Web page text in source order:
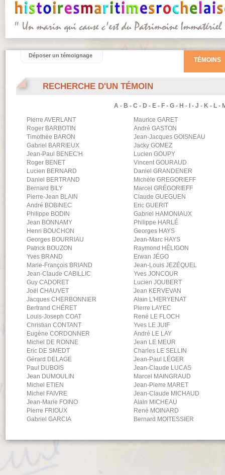
RECHERCHE D'UN TÉMOIN
A - B - C - D - E - F - G - H - - J - K - L -
Pierre AVERLANT Maurice GARET
Roger BARBOTIN André GASTON
Timothée BARON Jean-Jacques GOISNEAU
Gabriel
BARRIEUX Jacky GOMEZ
Jean-Paul
BENEC'H Lucien GOUPY
Roger BENET VincentGOURAUD
Lucien BERNARD Daniel GRANDENER
Daniel
BERTRAND Michèle GREGORIEFF
Bernard BILY Marcel GRÉGORIEFF
Pierre-Jean BLAIN Claude GUEGUEN
André BOBINEC Eric GUERIT
Philippe BODIN Gabriel
HAMONIAUX
Jean BONNAMY Philippe HARLÉ
Henri BOUCHON Georges HAYS
Georges BOURRIAU Jean-Marc HAYS
Patrick BOUZON Raymond HÉLIGON
Yves BRAND Erwan JÉGO
Marie-François BRIAND Jean-Louis JEZÉQUEL
Jean-Claude CABILLIC Yves JONCOUR
Guy CADORET Lucien JOUBERT
Joël CHAUVET Jean KERVEVAN
Jacques CHERBONNIER Alain L'HERYENAT
Bertrand CHÉRET Pierre LAYEC
Louis-Joseph COAT René LE FLOCH
Christian CONTANT Yves LE JUIF
Eugène CORDONNER André LE LAY
Michel
DE RONNE Jean LE MEUR
Eric DE SMEDT Charles LE SELLIN
Gérard DELAGE Jean-Paul
LÉGER
Paul
DUBOIS Jean-Claude LUCAS
Jean DUMOULIN Marcel
MAINGRAUD
Michel
ETIEN Jean-Pierre MARET
Michel
FAIVRE Jean-Claude MICHAUD
Jean-Marie FOINO Alain MICHEAU
Pierre FRIOUX René MOINARD
Gabriel GARCIA Bernard MOITESSIER
TÉMOINS
Déposer un témoignage